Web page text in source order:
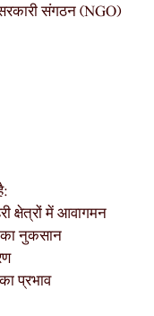
संगठन (NGO)
क्षेत्रों में आवागमन
का नुकसान
प्रभाव